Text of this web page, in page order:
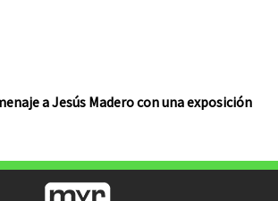
a Jesús Madero con una exposición